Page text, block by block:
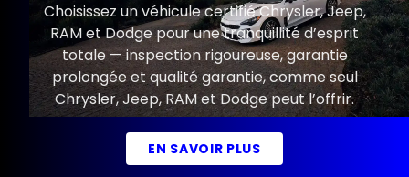
Choisissez un véhicule certifié Chrysler, Jeep,
RAM et Dodge pour une tranquillité d’esprit
totale — inspection rigoureuse, garantie
prolongée et qualité garantie, comme seul
Chrysler, Jeep, RAM et Dodge peut l’offrir.
EN SAVOIR PLUS